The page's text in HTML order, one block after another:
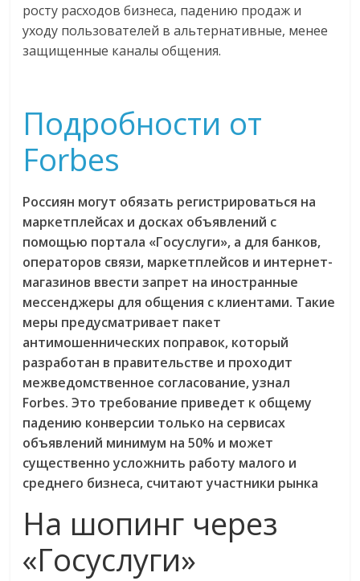
росту расходов бизнеса, падению продаж и
уходу пользователей в альтернативные, менее
защищенные каналы общения.
Подробности от
Forbes
Россиян могут обязать регистрироваться на
маркетплейсах и досках объявлений с
помощью портала «Госуслуги», а для банков,
операторов связи, маркетплейсов и интернет-
магазинов ввести запрет на иностранные
мессенджеры для общения с клиентами. Такие
меры предусматривает пакет
антимошеннических поправок, который
разработан в правительстве и проходит
межведомственное согласование, узнал
Forbes. Это требование приведет к общему
падению конверсии только на сервисах
объявлений минимум на 50% и может
существенно усложнить работу малого и
среднего бизнеса, считают участники рынка
На шопинг через
«Госуслуги»